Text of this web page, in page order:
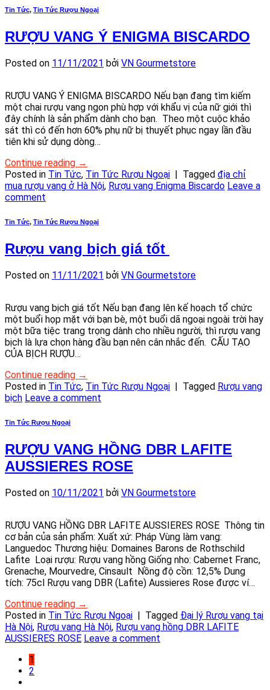
Tin Tức, Tin Tức Rượu Ngoại
RƯỢU VANG Ý ENIGMA BISCARDO
Posted on 11/11/2021 bởi VN Gourmetstore
RƯỢU VANG Ý ENIGMA BISCARDO Nếu bạn đang tìm kiếm
một chai rượu vang ngon phù hợp với khẩu vị của nữ giới thì
đây chính là sản phẩm dành cho bạn. Theo một cuộc khảo
sát thì có đến hơn 60% phụ nữ bị thuyết phục ngay lần đầu
tiên khi sử dụng dòng…
Continue reading →
Posted in Tin Tức, Tin Tức Rượu Ngoại Tagged địa chỉ
mua rượu vang ở Hà Nội, Rượu vang Enigma Biscardo Leave a
comment
Tin Tức, Tin Tức Rượu Ngoại
Rượu vang bịch giá tốt
Posted on 11/11/2021 bởi VN Gourmetstore
Rượu vang bịch giá tốt Nếu bạn đang lên kế hoạch tổ chức
một buổi họp mặt với bạn bè, một buổi dã ngoại ngoài trời hay
một bữa tiệc trang trọng dành cho nhiều người, thì rượu vang
bịch là lựa chọn hàng đầu bạn nên cân nhắc đến. CẤU TẠO
CỦA BỊCH RƯỢU…
Continue reading →
Posted in Tin Tức, Tin Tức Rượu Ngoại | Tagged Rượu vang
bịch Leave a comment
Tin Tức Rượu Ngoại
RƯỢU VANG HỒNG DBR LAFITE
AUSSIERES ROSE
Posted on 10/11/2021 bởi VN Gourmetstore
RƯỢU VANG HỒNG DBR LAFITE AUSSIERES ROSE Thông tin
cơ bản của sản phẩm: Xuất xứ: Pháp Vùng làm vang:
Languedoc Thương hiệu: Domaines Barons de Rothschild
Lafite Loại rượu: Rượu vang hồng Giống nho: Cabernet Franc,
Grenache, Mourvedre, Cinsault Nồng độ cồn: 12,5% Dung
tích: 75cl Rượu vang DBR (Lafite) Aussieres Rose được ví…
Continue reading →
Posted in Tin Tức Rượu Ngoại | Tagged Đại lý Rượu vang tại
Hà Nội, Rượu vang Hà Nội, Rượu vang hồng DBR LAFITE
AUSSIERES ROSE Leave a comment
1
2